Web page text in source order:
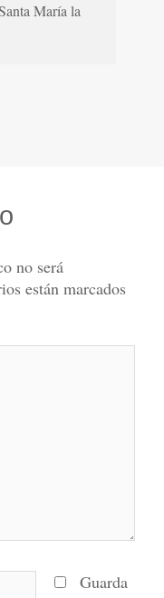
María la
no será
están marcados
Guarda